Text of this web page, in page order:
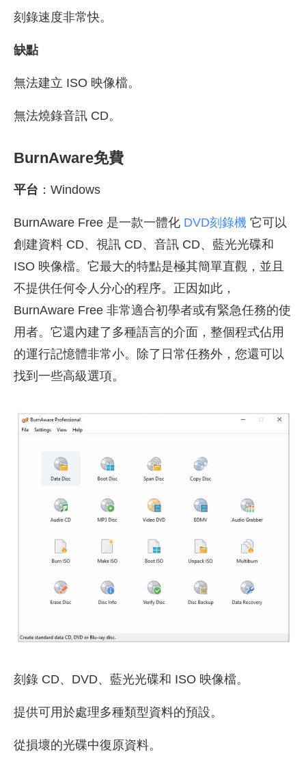
刻錄速度非常快。
缺點
無法建立 ISO 映像檔。
無法燒錄音訊 CD。
BurnAware免費
平台 ：Windows
BurnAware Free 是一款一體化 DVD刻錄機 它可以
創建資料 CD、視訊 CD、音訊 CD、藍光光碟和
ISO 映像檔。它最大的特點是極其簡單直觀，並且
不提供任何令人分心的程序。正因如此，
BurnAware Free 非常適合初學者或有緊急任務的使
用者。它還內建了多種語言的介面，整個程式佔用
的運行記憶體非常小。除了日常任務外，您還可以
找到一些高級選項。
刻錄 CD、DVD、藍光光碟和 ISO 映像檔。
提供可用於處理多種類型資料的預設。
從損壞的光碟中復原資料。